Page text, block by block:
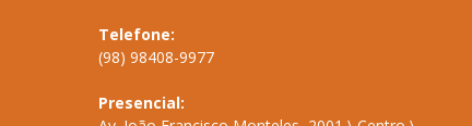
Telefone:
(98) 98408-9977
Presencial: